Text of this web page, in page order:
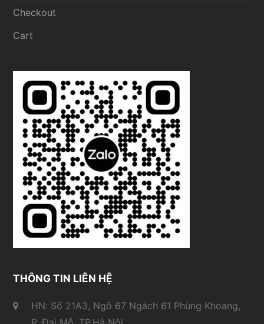
Checkout
Cart
THÔNG TIN LIÊN HỆ
HN: Số 21A3, Ngõ 67 Ngách 61 Phùng Khoang,